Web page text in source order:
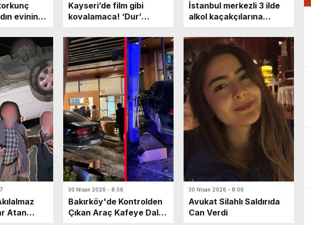
evinin
Kayseri’de film gibi
kovalamaca! ‘Dur’
markette mahsur kaldı:
Yaya olarak kaçarken…
İstanbul merkezli 3 ilde
alkol kaçakçılarına
Atan
30 Nisan 2026 - 8:56
Bakırköy'de Kontrolden
Çıkan Araç Kafeye Daldı:
30 Nisan 2026 - 8:06
Avukat Silahlı Saldırıda
Can Verdi